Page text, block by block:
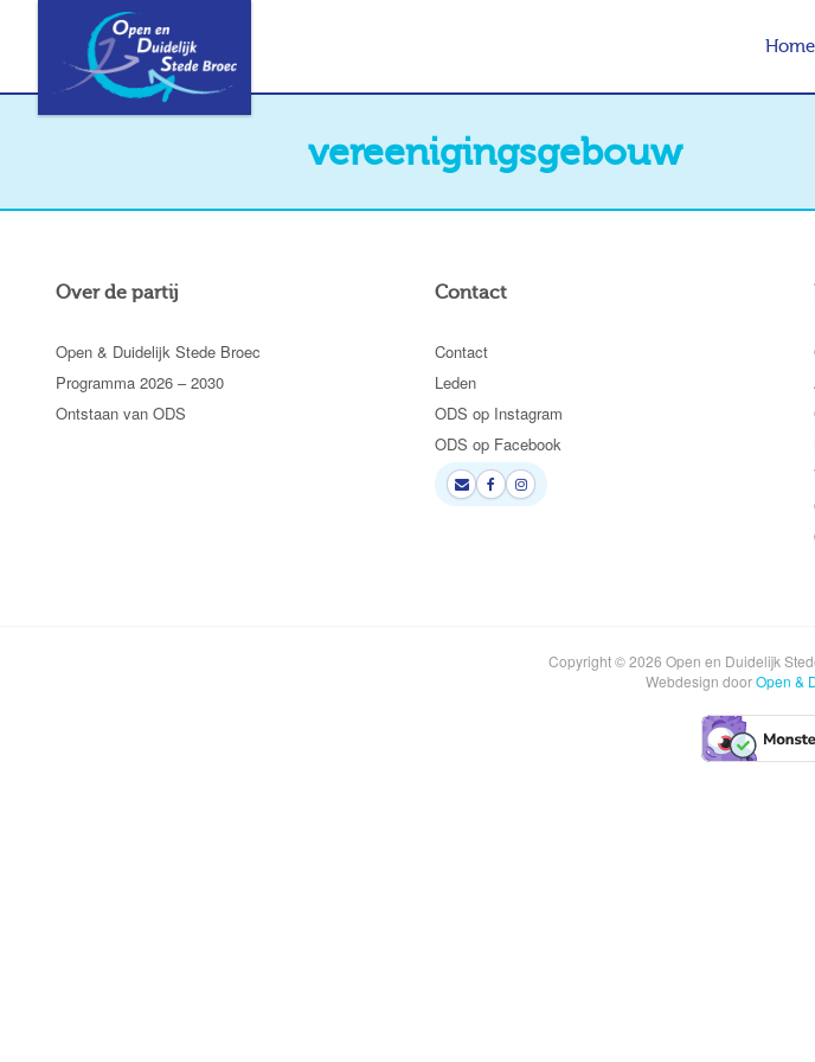
Home
vereenigingsgebouw
Over de partij
Open & Duidelijk Stede Broec
Programma 2026 – 2030
Ontstaan van ODS
Contact
Contact
Leden
ODS op Instagram
ODS op Facebook
Copyright © 2026 Open en Duidelijk
Webdesign doorOpen &